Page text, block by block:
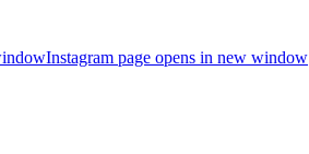
Instagram page opens in new window